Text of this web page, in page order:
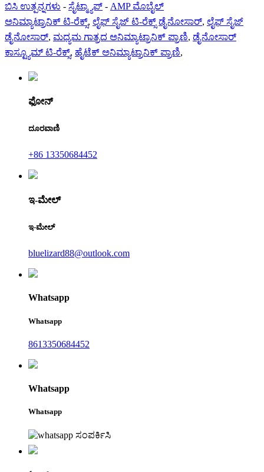
ಬಿಸಿ ಉತ್ಪನ್ನಗಳು - ಸೈಟ್ಮ್ಯಾಪ್ - AMP ಮೊಬೈಲ್
ಅನಿಮ್ಯಾಟ್ರಾನಿಕ್ ಟಿ-ರೆಕ್ಸ್, ಲೈಫ್ ಸೈಜ್ ಟಿ-ರೆಕ್ಸ್ ಡೈನೋಸಾರ್, ಲೈಫ್ ಸೈಜ್
ಡೈನೋಸಾರ್, ಮಧ್ಯಮ ಗಾತ್ರದ ಅನಿಮ್ಯಾಟ್ರಾನಿಕ್ ಪ್ರಾಣಿ, ಡೈನೋಸಾರ್
ಕಾಸ್ಟ್ಯೂಮ್ ಟಿ-ರೆಕ್ಸ್, ಹೈಟೆಕ್ ಅನಿಮ್ಯಾಟ್ರಾನಿಕ್ ಪ್ರಾಣಿ,
ಫೋನ್
ದೂರವಾಣಿ
+86 13350684452
ಇ-ಮೇಲ್
ಇ-ಮೇಲ್
bluelizard88@outlook.com
Whatsapp
Whatsapp
8613350684452
Whatsapp
Whatsapp